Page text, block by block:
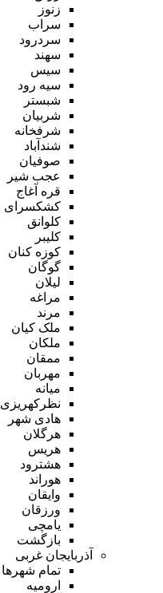
زنوز
سراب
سردرود
سهند
سیس
سیه رود
شبستر
شربیان
شرفخانه
شندآباد
صوفیان
عجب شیر
قره آغاج
کشکسرای
کلوانق
کلیبر
کوزه کنان
گوگان
لیلان
مراغه
مرند
ملک کیان
ملکان
ممقان
مهربان
میانه
نظرکهریزی
هادی شهر
هرگلان
هریس
هشترود
هوراند
وایقان
ورزقان
یامچی
بازگشت
آذربایجان غربی
تمام شهر‌ها
ارومیه